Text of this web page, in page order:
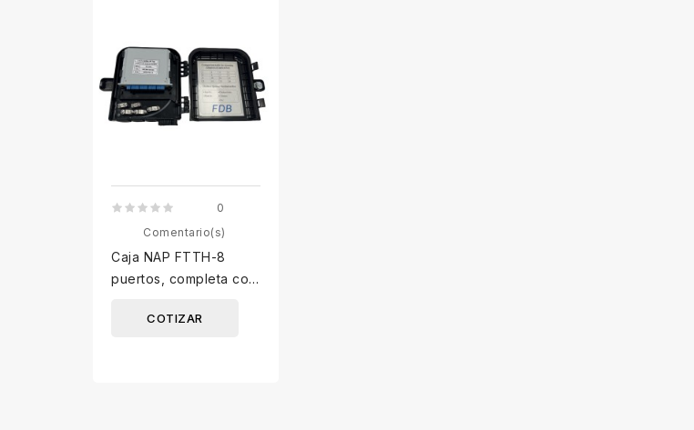
0
Comentario(s)
Caja NAP FTTH-8
puertos, completa con
adaptadores SC/UPC
COTIZAR